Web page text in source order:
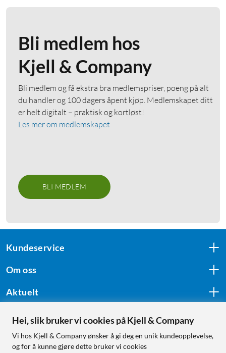
Bli medlem hos
Kjell & Company
Bli medlem og få ekstra bra medlemspriser, poeng på alt
du handler og 100 dagers åpent kjøp. Medlemskapet ditt
er helt digitalt – praktisk og kortløst!
Les mer om medlemskapet
BLI MEDLEM
Kundeservice
Om oss
Aktuelt
Følg oss
Hei, slik bruker vi cookies på Kjell & Company
Vi hos Kjell & Company ønsker å gi deg en unik kundeopplevelse,
og for å kunne gjøre dette bruker vi cookies